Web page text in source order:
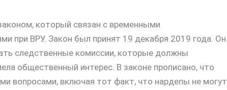
который связан с временными
при ВРУ. Закон был принят 19 декабря 2019 года. Он
следственные комиссии, которые должны
общественный интерес. В законе прописано, что
вопросами, включая тот факт, что нардепы не могут